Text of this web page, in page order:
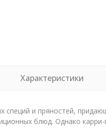
Характеристики
и пряностей,
блюд. Однако